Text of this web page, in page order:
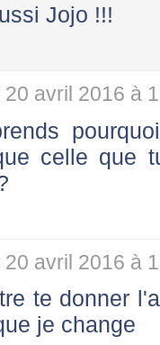
Jojo !!!
20 avril 2016 à
celle que
20 avril 2016 à
te donner
je change